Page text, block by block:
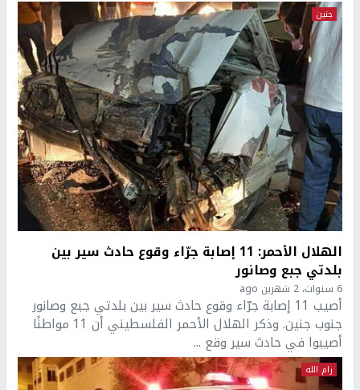
جنين
الهلال الأحمر: 11 إصابة جرّاء وقوع حادث سير بين
بلدتي جبع وصانور
6 سنوات، 2 شهرين ago
أصيب 11 إصابة جرّاء وقوع حادث سير بين بلدتي جبع وصانور
جنوب جنين. وذكر الهلال الأحمر الفلسطيني أن 11 مواطنًا
أصيبوا في حادث سير وقع ...
رام الله